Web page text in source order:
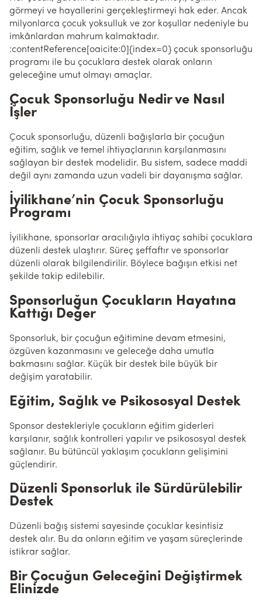
görmeyi ve hayallerini gerçekleştirmeyi hak eder. Ancak
milyonlarca çocuk yoksulluk ve zor koşullar nedeniyle bu
imkânlardan mahrum kalmaktadır.
:contentReference[oaicite:0]{index=0} çocuk sponsorluğu
programı ile bu çocuklara destek olarak onların
geleceğine umut olmayı amaçlar.
Çocuk Sponsorluğu Nedir ve Nasıl
İşler
Çocuk sponsorluğu, düzenli bağışlarla bir çocuğun
eğitim, sağlık ve temel ihtiyaçlarının karşılanmasını
sağlayan bir destek modelidir. Bu sistem, sadece maddi
değil aynı zamanda uzun vadeli bir dayanışma sağlar.
İyilikhane’nin Çocuk Sponsorluğu
Programı
İyilikhane, sponsorlar aracılığıyla ihtiyaç sahibi çocuklara
düzenli destek ulaştırır. Süreç şeffaftır ve sponsorlar
düzenli olarak bilgilendirilir. Böylece bağışın etkisi net
şekilde takip edilebilir.
Sponsorluğun Çocukların Hayatına
Kattığı Değer
Sponsorluk, bir çocuğun eğitimine devam etmesini,
özgüven kazanmasını ve geleceğe daha umutla
bakmasını sağlar. Küçük bir destek bile büyük bir
değişim yaratabilir.
Eğitim, Sağlık ve Psikososyal Destek
Sponsor destekleriyle çocukların eğitim giderleri
karşılanır, sağlık kontrolleri yapılır ve psikososyal destek
sağlanır. Bu bütüncül yaklaşım çocukların gelişimini
güçlendirir.
Düzenli Sponsorluk ile Sürdürülebilir
Destek
Düzenli bağış sistemi sayesinde çocuklar kesintisiz
destek alır. Bu da onların eğitim ve yaşam süreçlerinde
istikrar sağlar.
Bir Çocuğun Geleceğini Değiştirmek
Elinizde